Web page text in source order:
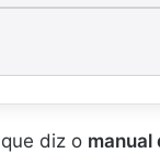
diz o manual